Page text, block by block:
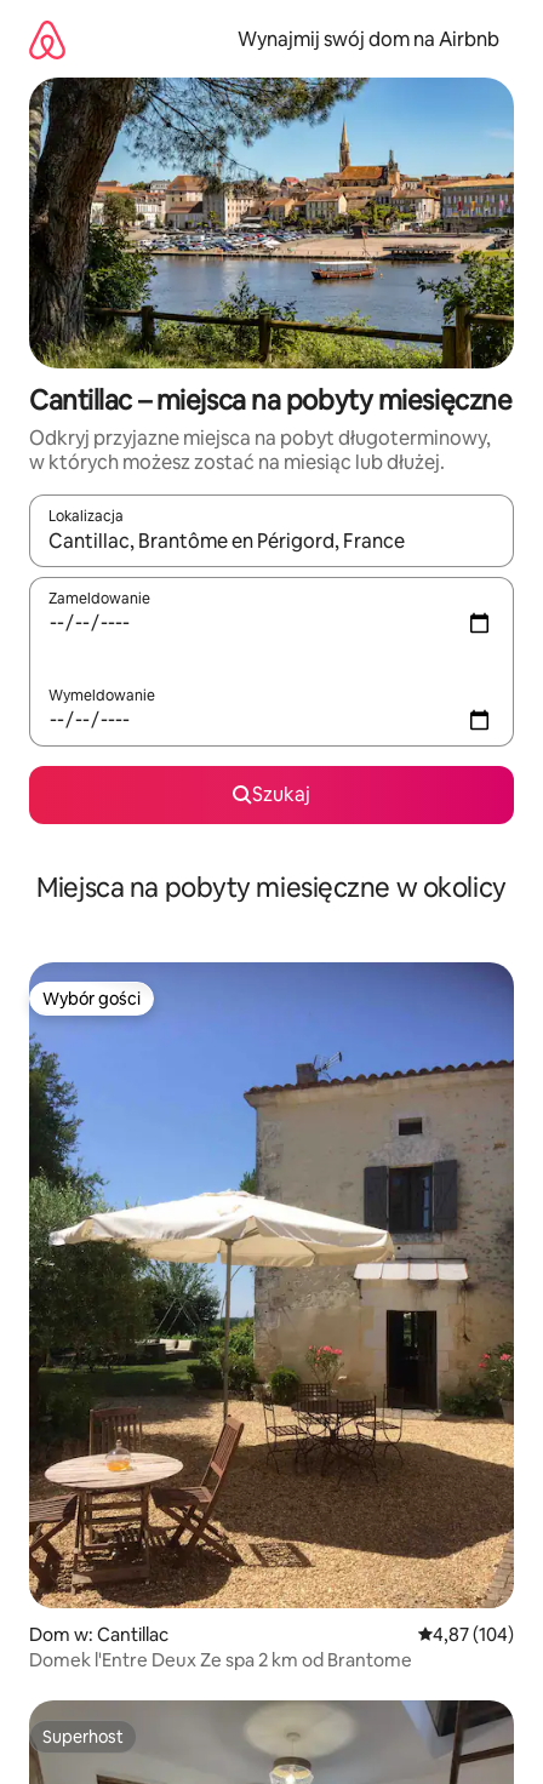
treści
Wynajmij swój dom na Airbnb
Cantillac – miejsca na pobyty miesięczne
Odkryj przyjazne miejsca na pobyt długoterminowy,
w których możesz zostać na miesiąc lub dłużej.
Lokalizacja
Gdy wyniki będą dostępne, możesz poruszać się po nich za
Zameldowanie
Wymeldowanie
Szukaj
Miejsca na pobyty miesięczne w okolicy
Wybór gości
Wybór gości
Dom w: Cantillac Średnia
4,87 (104)
Domek l'Entre Deux Ze spa 2 km od Brantome
Superhost
Superhost